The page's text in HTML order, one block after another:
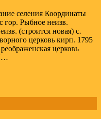
селения Координаты
гор. Рыбное неизв.
(строится новая) с.
церковь кирп. 1795
церковь